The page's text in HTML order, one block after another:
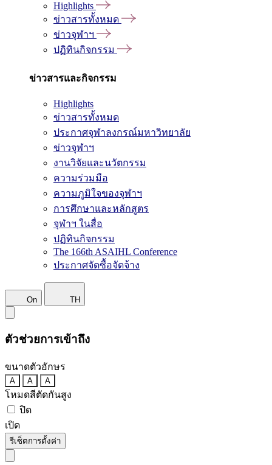
Highlights
ข่าวสารทั้งหมด
ข่าวจุฬาฯ
ปฏิทินกิจกรรม
ข่าวสารและกิจกรรม
Highlights
ข่าวสารทั้งหมด
ประกาศจุฬาลงกรณ์มหาวิทยาลัย
ข่าวจุฬาฯ
งานวิจัยและนวัตกรรม
ความร่วมมือ
ความภูมิใจของจุฬาฯ
การศึกษาและหลักสูตร
จุฬาฯ ในสื่อ
ปฏิทินกิจกรรม
The 166th ASAIHL Conference
ประกาศจัดซื้อจัดจ้าง
On TH
ตัวช่วยการเข้าถึง
ขนาดตัวอักษร
A A A
โหมดสีตัดกันสูง
ปิด
เปิด
รีเซ็ตการตั้งค่า